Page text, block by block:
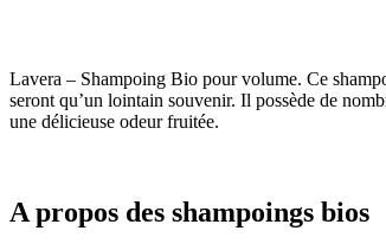
Lavera – Shampoing Bio pour volume. Ce
seront qu’un lointain souvenir. Il possède de
une délicieuse odeur fruitée.
A propos des shampoings bios